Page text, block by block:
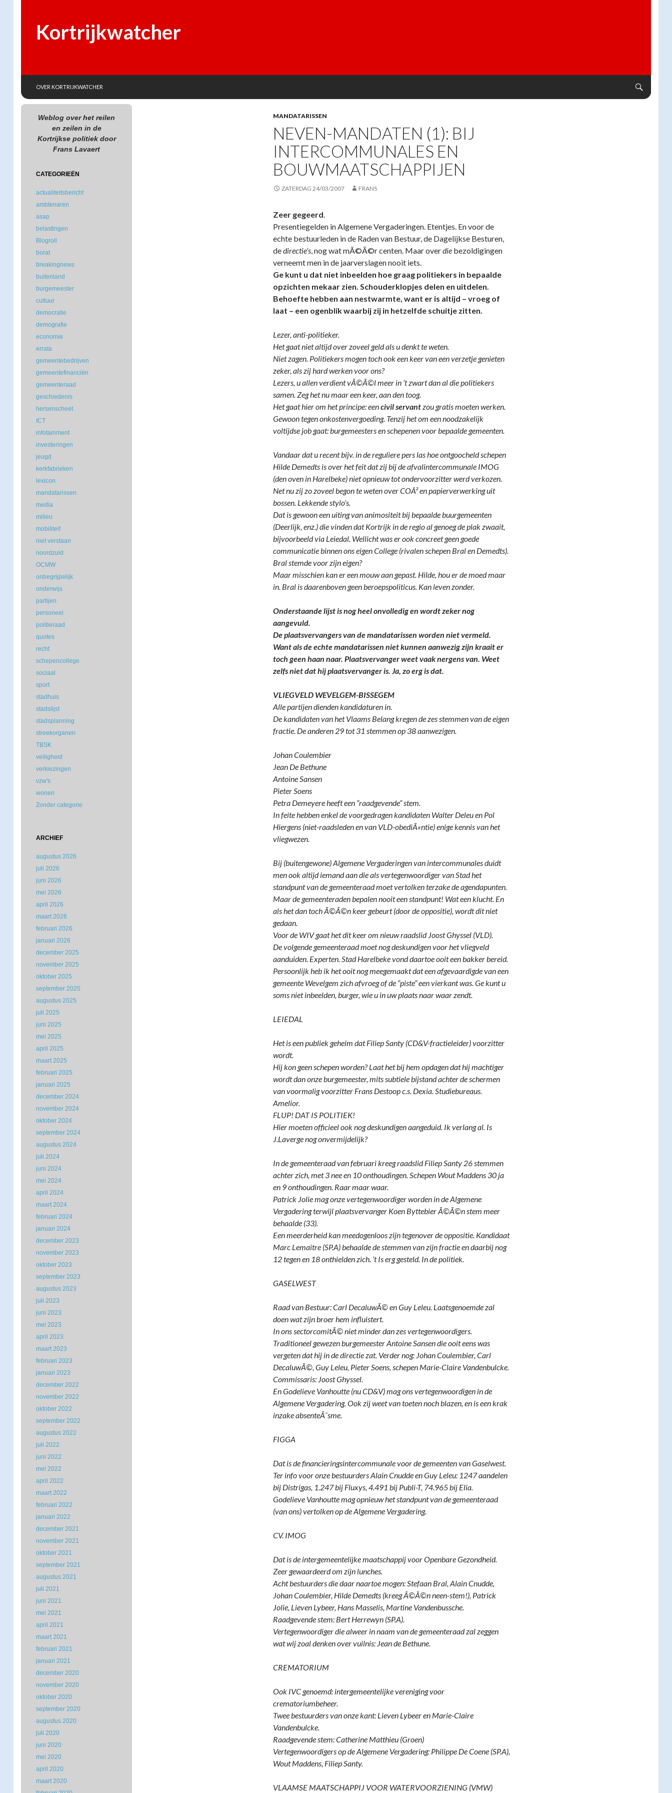
Kortrijkwatcher
OVER KORTRIJKWATCHER
MANDATARISSEN
NEVEN-MANDATEN (1): BIJ
INTERCOMMUNALES EN
BOUWMAATSCHAPPIJEN
ZATERDAG 24/03/2007 FRANS
Zeer gegeerd.
Presentiegelden in Algemene Vergaderingen. Etentjes. En voor de
echte bestuurleden in de Raden van Bestuur, de Dagelijkse Besturen,
dedirectie’s, nog wat mÃ©Ã©r centen. Maar overdie bezoldigingen
verneemt men in de jaarverslagen nooit iets.
Ge kunt u dat niet inbeelden hoe graag politiekers in bepaalde
opzichten mekaar zien. Schouderklopjes delen en uitdelen.
Behoefte hebben aan nestwarmte, want er is altijd – vroeg of
laat – een ogenblik waarbij zij in hetzelfde schuitje zitten.
Lezer, anti-politieker.
Het gaat niet altijd over zoveel geld als u denkt te weten.
Niet zagen. Politiekers mogen toch ook een keer van een verzetje genieten
zeker, als zij hard werken voor ons?
Lezers, u allen verdient vÃ©Ã©l meer in ’t zwart dan al die politiekers
samen. Zeg het nu maar een keer, aan den toog.
Het gaat hier om het principe: eencivil servantzou gratis moeten werken.
Gewoon tegen onkostenvergoeding. Tenzij het om een noodzakelijk
voltijdse job gaat: burgemeesters en schepenen voor bepaalde gemeenten.
Vandaar dat u recent bijv. in de reguliere pers las hoe ontgoocheld schepen
Hilde Demedts is over het feit dat zij bij de afvalintercommunale IMOG
(den oven in Harelbeke) niet opnieuw tot ondervoorzitter werd verkozen.
Net nu zij zo zoveel begon te weten over COÂ² en papierverwerking uit
bossen. Lekkende stylo’s.
Dat is gewoon een uiting van animositeit bij bepaalde buurgemeenten
(Deerlijk, enz.) die vinden dat Kortrijk in de regio al genoeg de plak zwaait,
bijvoorbeeld via Leiedal. Wellicht was er ook concreet geen goede
communicatie binnen ons eigen College (rivalen schepen Bral en Demedts).
Bral stemde voor zijn eigen?
Maar misschien kan er een mouw aan gepast. Hilde, hou er de moed maar
in. Bral is daarenboven geen beroepspoliticus. Kan leven zonder.
Onderstaande lijst is nog heel onvolledig en wordt zeker nog
aangevuld.
De plaatsvervangers van de mandatarissen worden niet vermeld.
Want als de echte mandatarissen niet kunnen aanwezig zijn kraait er
toch geen haan naar. Plaatsvervanger weet vaak nergens van. Weet
zelfs niet dat hij plaatsvervanger is. Ja, zo erg is dat.
VLIEGVELD WEVELGEM-BISSEGEM
Alle partijen dienden kandidaturen in.
De kandidaten van het Vlaams Belang kregen de zes stemmen van de eigen
fractie. De anderen 29 tot 31 stemmen op 38 aanwezigen.
Johan Coulembier
Jean De Bethune
Antoine Sansen
Pieter Soens
Petra Demeyere heeft een “raadgevende” stem.
In feite hebben enkel de voorgedragen kandidaten Walter Deleu en Pol
Hiergens (niet-raadsleden en van VLD-obediÃ«ntie) enige kennis van het
vliegwezen.
Bij (buitengewone) Algemene Vergaderingen van intercommunales duidt
men ook altijd iemand aan die als vertegenwoordiger van Stad het
standpunt van de gemeenteraad moet vertolken terzake de agendapunten.
Maar de gemeenteraden bepalen nooit een standpunt! Wat een klucht. En
als het dan toch Ã©Ã©n keer gebeurt (door de oppositie), wordt dit niet
gedaan.
Voor de WIV gaat het dit keer om nieuw raadslid Joost Ghyssel (VLD).
De volgende gemeenteraad moet nog deskundigen voor het vliegveld
aanduiden. Experten. Stad Harelbeke vond daartoe ooit een bakker bereid.
Persoonlijk heb ik het ooit nog meegemaakt dat een afgevaardigde van een
gemeente Wevelgem zich afvroeg of de “piste” een vierkant was. Ge kunt u
soms niet inbeelden, burger, wie u in uw plaats naar waar zendt.
LEIEDAL
Het is een publiek geheim dat Filiep Santy (CD&V-fractieleider) voorzitter
wordt.
Hij kon geen schepen worden? Laat het bij hem opdagen dat hij machtiger
wordt dan onze burgemeester, mits subtiele bijstand achter de schermen
van voormalig voorzitter Frans Destoop c.s. Dexia. Studiebureaus.
Amelior.
FLUP! DAT IS POLITIEK!
Hier moeten officieel ook nog deskundigen aangeduid. Ik verlang al. Is
J.Laverge nog onvermijdelijk?
In de gemeenteraad van februari kreeg raadslid Filiep Santy 26 stemmen
achter zich, met 3 nee en 10 onthoudingen. Schepen Wout Maddens 30 ja
en 9 onthoudingen. Raar maar waar.
Patrick Jolie mag onze vertegenwoordiger worden in de Algemene
Vergadering terwijl plaatsvervanger Koen Byttebier Ã©Ã©n stem meer
behaalde (33).
Een meerderheid kan meedogenloos zijn tegenover de oppositie. Kandidaat
Marc Lemaitre (SP.A) behaalde de stemmen van zijn fractie en daarbij nog
12 tegen en 18 onthielden zich. ’t Is erg gesteld. In de politiek.
GASELWEST
Raad van Bestuur: Carl DecaluwÃ© en Guy Leleu. Laatsgenoemde zal
doen wat zijn broer hem influistert.
In ons sectorcomitÃ© niet minder dan zes vertegenwoordigers.
Traditioneel gewezen burgemeester Antoine Sansen die ooit eens was
vergeten dat hij in de directie zat. Verder nog: Johan Coulembier, Carl
DecaluwÃ©, Guy Leleu, Pieter Soens, schepen Marie-Claire Vandenbulcke.
Commissaris: Joost Ghyssel.
En Godelieve Vanhoutte (nu CD&V) mag ons vertegenwoordigen in de
Algemene Vergadering. Ook zij weet van toeten noch blazen, en is een krak
inzake absenteÃ¯sme.
FIGGA
Dat is de financieringsintercommunale voor de gemeenten van Gaselwest.
Ter info voor onze bestuurders Alain Cnudde en Guy Leleu: 1247 aandelen
bij Distrigas, 1.247 bij Fluxys, 4.491 bij Publi-T, 74.965 bij Elia.
Godelieve Vanhoutte mag opnieuw het standpunt van de gemeenteraad
(van ons) vertolken op de Algemene Vergadering.
CV. IMOG
Dat is de intergemeentelijke maatschappij voor Openbare Gezondheid.
Zeer gewaardeerd om zijn lunches.
Acht bestuurders die daar naartoe mogen: Stefaan Bral, Alain Cnudde,
Johan Coulembier, Hilde Demedts (kreeg Ã©Ã©n neen-stem!), Patrick
Jolie, Lieven Lybeer, Hans Masselis, Martine Vandenbussche.
Raadgevende stem: Bert Herrewyn (SP.A).
Vertegenwoordiger die alweer in naam van de gemeenteraad zal zeggen
wat wij zoal denken over vuilnis: Jean de Bethune.
CREMATORIUM
Ook IVC genoemd: intergemeentelijke vereniging voor
crematoriumbeheer.
Twee bestuurders van onze kant: Lieven Lybeer en Marie-Claire
Vandenbulcke.
Raadgevende stem: Catherine Matthieu (Groen)
Vertegenwoordigers op de Algemene Vergadering: Philippe De Coene (SP.A),
Wout Maddens, Filiep Santy.
VLAAMSE MAATSCHAPPIJ VOOR WATERVOORZIENING (VMW)
Weblog over het reilen
en zeilen in de
Kortrijkse politiek door
Frans Lavaert
CATEGORIEËN
actualiteitsbericht
ambtenaren
asap
belastingen
Blogroll
borat
breakingnews
buitenland
burgemeester
cultuur
democratie
demografie
economie
errata
gemeentebedrijven
gemeentefinanciën
gemeenteraad
geschiedenis
hersenscheet
ICT
infotainment
investeringen
jeugd
kerkfabrieken
lexicon
mandatarissen
media
milieu
mobiliteit
niet verstaan
noordzuid
OCMW
onbegrijpelijk
onderwijs
partijen
personeel
politieraad
quotes
recht
schepencollege
sociaal
sport
stadhuis
stadslijst
stadsplanning
streekorganen
TBSK
veiligheid
verkiezingen
vzw's
wonen
Zonder categorie
ARCHIEF
augustus 2026
juli 2026
juni 2026
mei 2026
april 2026
maart 2026
februari 2026
januari 2026
december 2025
november 2025
oktober 2025
september 2025
augustus 2025
juli 2025
juni 2025
mei 2025
april 2025
maart 2025
februari 2025
januari 2025
december 2024
november 2024
oktober 2024
september 2024
augustus 2024
juli 2024
juni 2024
mei 2024
april 2024
maart 2024
februari 2024
januari 2024
december 2023
november 2023
oktober 2023
september 2023
augustus 2023
juli 2023
juni 2023
mei 2023
april 2023
maart 2023
februari 2023
januari 2023
december 2022
november 2022
oktober 2022
september 2022
augustus 2022
juli 2022
juni 2022
mei 2022
april 2022
maart 2022
februari 2022
januari 2022
december 2021
november 2021
oktober 2021
september 2021
augustus 2021
juli 2021
juni 2021
mei 2021
april 2021
maart 2021
februari 2021
januari 2021
december 2020
november 2020
oktober 2020
september 2020
augustus 2020
juli 2020
juni 2020
mei 2020
april 2020
maart 2020